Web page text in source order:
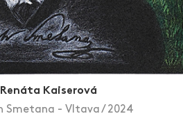
Renáta Kaiserová
Smetana - Vltava / 2024